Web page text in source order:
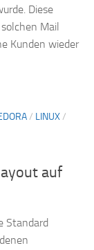
Diese
Mail
Kunden wieder
/ LINUX/
auf
Standard